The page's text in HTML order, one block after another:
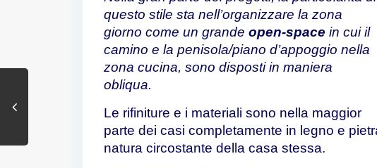
questo stile sta nell’organizzare la zona
giorno come un grande open-space in cui il
camino e la penisola/piano d’appoggio nella
zona cucina, sono disposti in maniera
obliqua.
Le rifiniture e i materiali sono nella maggior
parte dei casi completamente in legno e
natura circostante della casa stessa.